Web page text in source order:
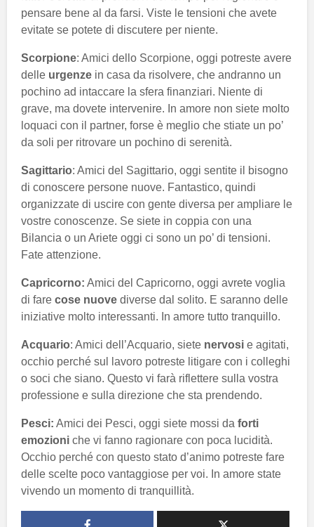
pensare bene al da farsi. Viste le tensioni che avete
evitate se potete di discutere per niente.
Scorpione: Amici dello Scorpione, oggi potreste avere
delle urgenze in casa da risolvere, che andranno un
pochino ad intaccare la sfera finanziari. Niente di
grave, ma dovete intervenire. In amore non siete molto
loquaci con il partner, forse è meglio che stiate un po’
da soli per ritrovare un pochino di serenità.
Sagittario: Amici del Sagittario, oggi sentite il bisogno
di conoscere persone nuove. Fantastico, quindi
organizzate di uscire con gente diversa per ampliare le
vostre conoscenze. Se siete in coppia con una
Bilancia o un Ariete oggi ci sono un po’ di tensioni.
Fate attenzione.
Capricorno: Amici del Capricorno, oggi avrete voglia
di fare cose nuove diverse dal solito. E saranno delle
iniziative molto interessanti. In amore tutto tranquillo.
Acquario: Amici dell’Acquario, siete nervosi e agitati,
occhio perché sul lavoro potreste litigare con i colleghi
o soci che siano. Questo vi farà riflettere sulla vostra
professione e sulla direzione che sta prendendo.
Pesci: Amici dei Pesci, oggi siete mossi da forti
emozioni che vi fanno ragionare con poca lucidità.
Occhio perché con questo stato d’animo potreste fare
delle scelte poco vantaggiose per voi. In amore state
vivendo un momento di tranquillità.